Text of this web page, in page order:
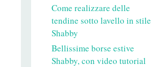
Come realizzare delle
tendine sotto lavello in stile
Shabby
Bellissime borse estive
Shabby, con video tutorial